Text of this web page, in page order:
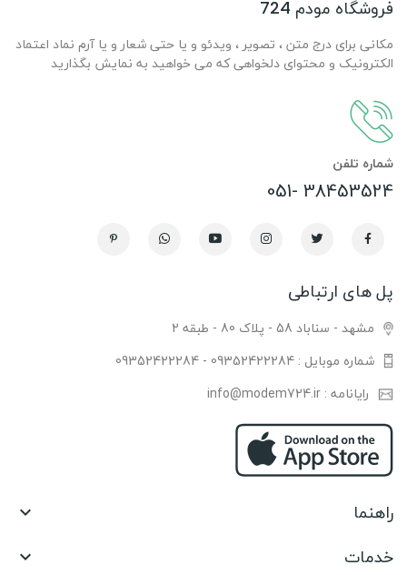
فروشگاه مودم 724
مکانی برای درج متن ، تصویر ، ویدئو و یا حتی شعار و یا آرم نماد اعتماد
الکترونیک و محتوای دلخواهی که می خواهید به نمایش بگذارید
شماره تلفن
38453524 -051
پل های ارتباطی
مشهد - سناباد 58 - پلاک 80 - طبقه 2
شماره موبایل : 09352422284 - 09352422284
رایانامه : info@modem724.ir
راهنما 
خدمات 